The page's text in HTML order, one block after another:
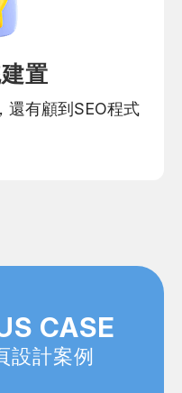
置
還有顧到SEO程式
CASE
設計案例